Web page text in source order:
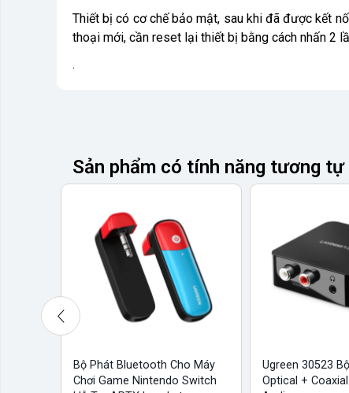
Thiết bị có cơ chế bảo mật, sau khi đã được kết
thoại mới, cần reset lại thiết bị bằng cách nhấn 2
.
Sản phẩm có tính năng tương tự
Bộ Phát Bluetooth Cho Máy
Chơi Game Nintendo Switch
Ugreen 30523
Optical +